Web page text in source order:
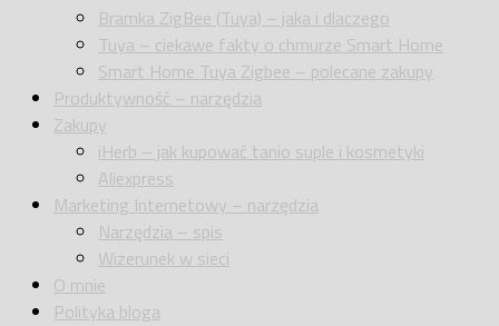
Bramka ZigBee (Tuya) – jaka i dlaczego
Tuya – ciekawe fakty o chmurze Smart Home
Smart Home Tuya Zigbee – polecane zakupy
Produktywność – narzędzia
Zakupy
iHerb – jak kupować tanio suple i kosmetyki
Aliexpress
Marketing Internetowy – narzędzia
Narzędzia – spis
Wizerunek w sieci
O mnie
Polityka bloga